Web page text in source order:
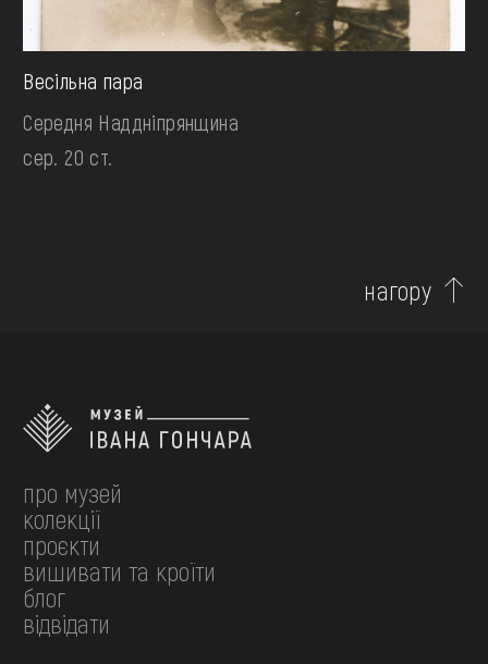
Весільна пара
Середня Наддніпрянщина
сер. 20 ст.
нагору
про музей
колекції
проєкти
вишивати та кроїти
блог
відвідати